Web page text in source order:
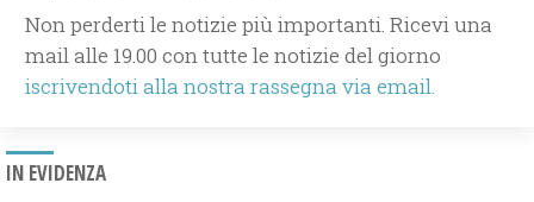
Non perderti le notizie più importanti. Ricevi una
mail alle 19.00 con tutte le notizie del giorno
iscrivendoti alla nostra rassegna via email.
IN EVIDENZA